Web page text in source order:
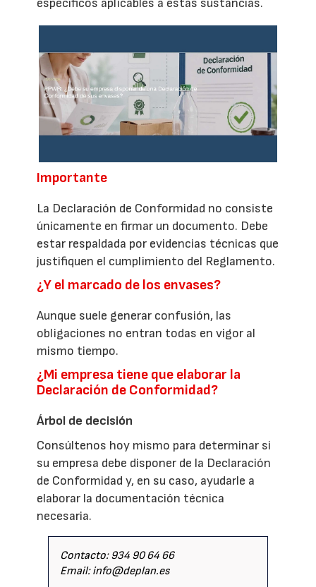
específicos aplicables a estas sustancias.
Importante
La Declaración de Conformidad no consiste
únicamente en firmar un documento. Debe
estar respaldada por evidencias técnicas que
justifiquen el cumplimiento del Reglamento.
¿Y el marcado de los envases?
Aunque suele generar confusión, las
obligaciones no entran todas en vigor al
mismo tiempo.
¿Mi empresa tiene que elaborar la
Declaración de Conformidad?
Árbol de decisión
Consúltenos hoy mismo para determinar si
su empresa debe disponer de la Declaración
de Conformidad y, en su caso, ayudarle a
elaborar la documentación técnica
necesaria.
Contacto: 934 90 64 66
Email: info@deplan.es